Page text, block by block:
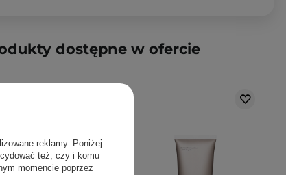
dostępne w ofercie
reklamy. Poniżej
też, czy i komu
momencie poprzez